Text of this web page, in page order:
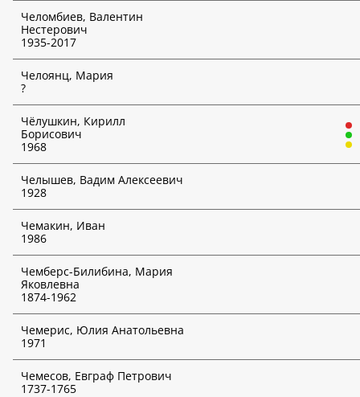
Челомбиев, Валентин
Нестерович
1935-2017
Челоянц, Мария
?
Чёлушкин, Кирилл
Борисович
1968
Челышев, Вадим Алексеевич
1928
Чемакин, Иван
1986
Чемберс-Билибина, Мария
Яковлевна
1874-1962
Чемерис, Юлия Анатольевна
1971
Чемесов, Евграф Петрович
1737-1765